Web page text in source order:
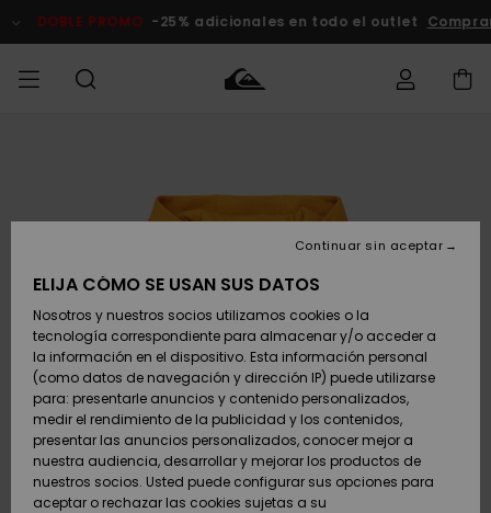
del
DOBLE PROMO -25% adicionales en todo el outlet
Zapatos y
chanclas
Surf
Snow
Zapatos y
chanclas
Surf
Snow
Destacados
Snow
SURF
Highlights
Comunidad
SNOW
Hombre
Snow Niños
Tienda
Snow Mujer
Destacados
DOBLE
PROMO
Outlet
Mujer
Envio
Devoluciones
Pago
Tarjeta de
regalo
Quiksilver
Freedom
ELIJA CÓMO SE USAN SUS DATOS
Nosotros y nuestros socios utilizamos cookies o la
tecnología correspondiente para almacenar y/o acceder a
la información en el dispositivo. Esta información personal
(como datos de navegación y dirección IP) puede utilizarse
para: presentarle anuncios y contenido personalizados,
medir el rendimiento de la publicidad y los contenidos,
presentar las anuncios personalizados, conocer mejor a
nuestra audiencia, desarrollar y mejorar los productos de
nuestros socios. Usted puede configurar sus opciones para
aceptar o rechazar las cookies sujetas a su
Continuar sin aceptar